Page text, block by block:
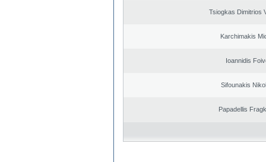
Tsiogkas Dimitrios
Karchimakis
Ioannidis
Sifounakis
Papadellis